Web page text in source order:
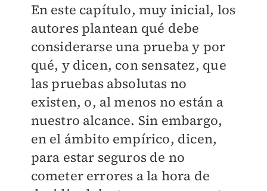
En este capítulo, muy inicial, los
autores plantean qué debe
considerarse una prueba y por
qué, y dicen, con sensatez, que
las pruebas absolutas no
existen, o, al menos no están a
nuestro alcance. Sin embargo,
en el ámbito empírico, dicen,
para estar seguros de no
cometer errores a la hora de